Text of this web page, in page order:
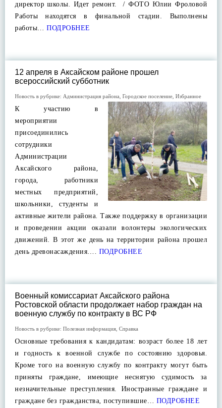
директор школы. Идет ремонт. / ФОТО Юлии Фроловой
Работы находятся в финальной стадии. Выполнены
работы… ПОДРОБНЕЕ
12 апреля в Аксайском районе прошел
всероссийский субботник
Новость в рубрике: Администрация района Городское поселение Избранное
К участию в
мероприятии
присоединились
сотрудники
Администрации
Аксайского района,
города, работники
местных предприятий,
школьники, студенты и
активные жители района. Также поддержку в организации
и проведении акции оказали волонтеры экологических
движений. В этот же день на территории района прошел
день древонасаждения…. ПОДРОБНЕЕ
Военный комиссариат Аксайского района
Ростовской области продолжает набор граждан на
военную службу по контракту в ВС РФ
Новость в рубрике: Полезная информация Справка
Основные требования к кандидатам: возраст более 18 лет
и годность к военной службе по состоянию здоровья.
Кроме того на военную службу по контракту могут быть
приняты граждане, имеющие неснятую судимость за
незначительные преступления. Иностранные граждане и
граждане без гражданства, поступившие… ПОДРОБНЕЕ